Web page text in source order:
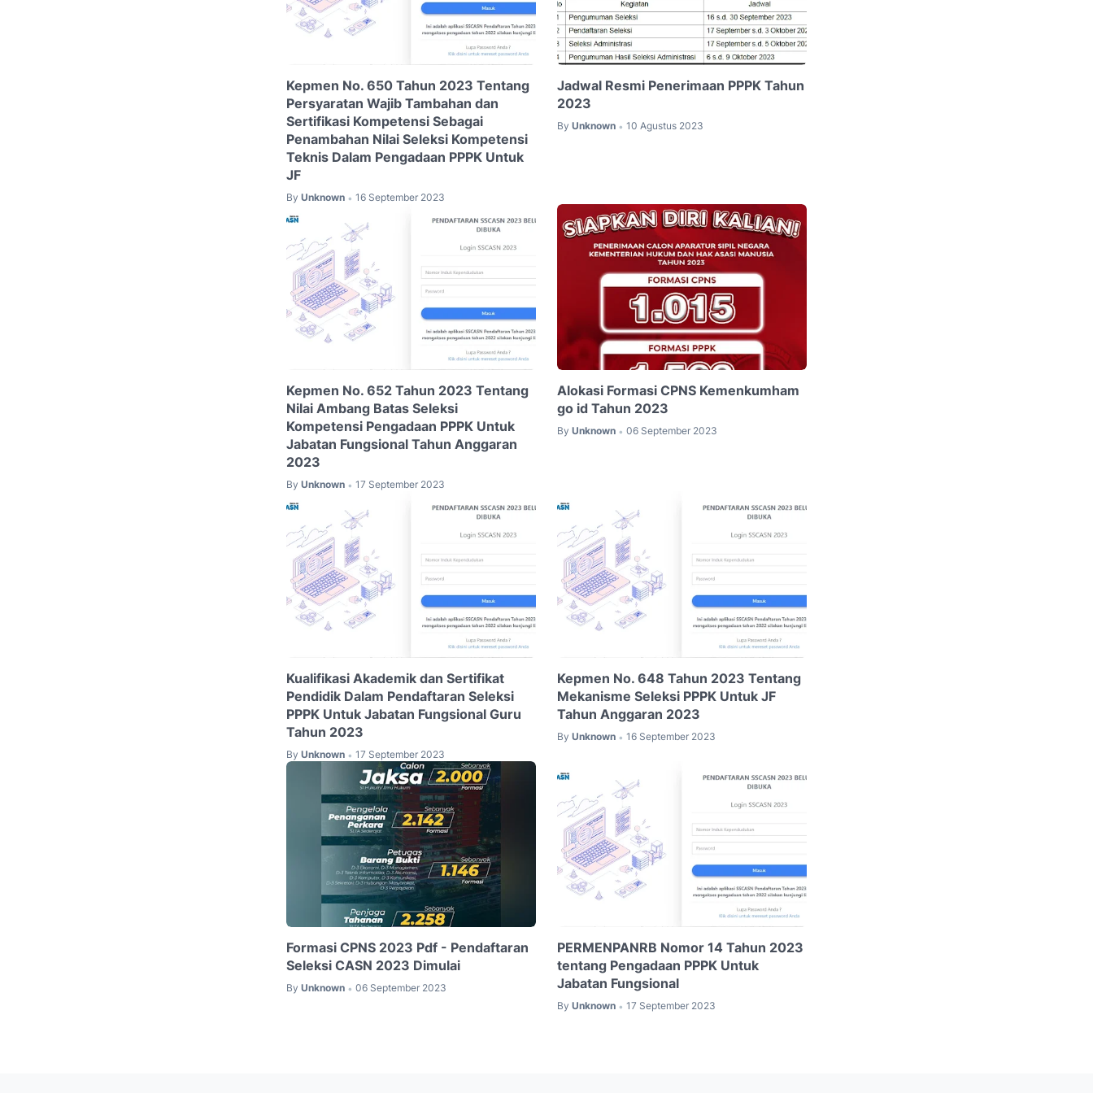
Kepmen No. 650 Tahun 2023 Tentang
Persyaratan Wajib Tambahan dan
Sertifikasi Kompetensi Sebagai
Penambahan Nilai Seleksi Kompetensi
Teknis Dalam Pengadaan PPPK Untuk
JF
By Unknown • 16 September 2023
Jadwal Resmi Penerimaan PPPK Tahun
2023
By Unknown • 10 Agustus 2023
Kepmen No. 652 Tahun 2023 Tentang
Nilai Ambang Batas Seleksi
Kompetensi Pengadaan PPPK Untuk
Jabatan Fungsional Tahun Anggaran
2023
By Unknown • 17 September 2023
Alokasi Formasi CPNS Kemenkumham
go id Tahun 2023
By Unknown • 06 September 2023
Kualifikasi Akademik dan Sertifikat
Pendidik Dalam Pendaftaran Seleksi
PPPK Untuk Jabatan Fungsional Guru
Tahun 2023
By Unknown • 17 September 2023
Kepmen No. 648 Tahun 2023 Tentang
Mekanisme Seleksi PPPK Untuk JF
Tahun Anggaran 2023
By Unknown • 16 September 2023
Formasi CPNS 2023 Pdf - Pendaftaran
Seleksi CASN 2023 Dimulai
By Unknown • 06 September 2023
PERMENPANRB Nomor 14 Tahun 2023
tentang Pengadaan PPPK Untuk
Jabatan Fungsional
By Unknown • 17 September 2023